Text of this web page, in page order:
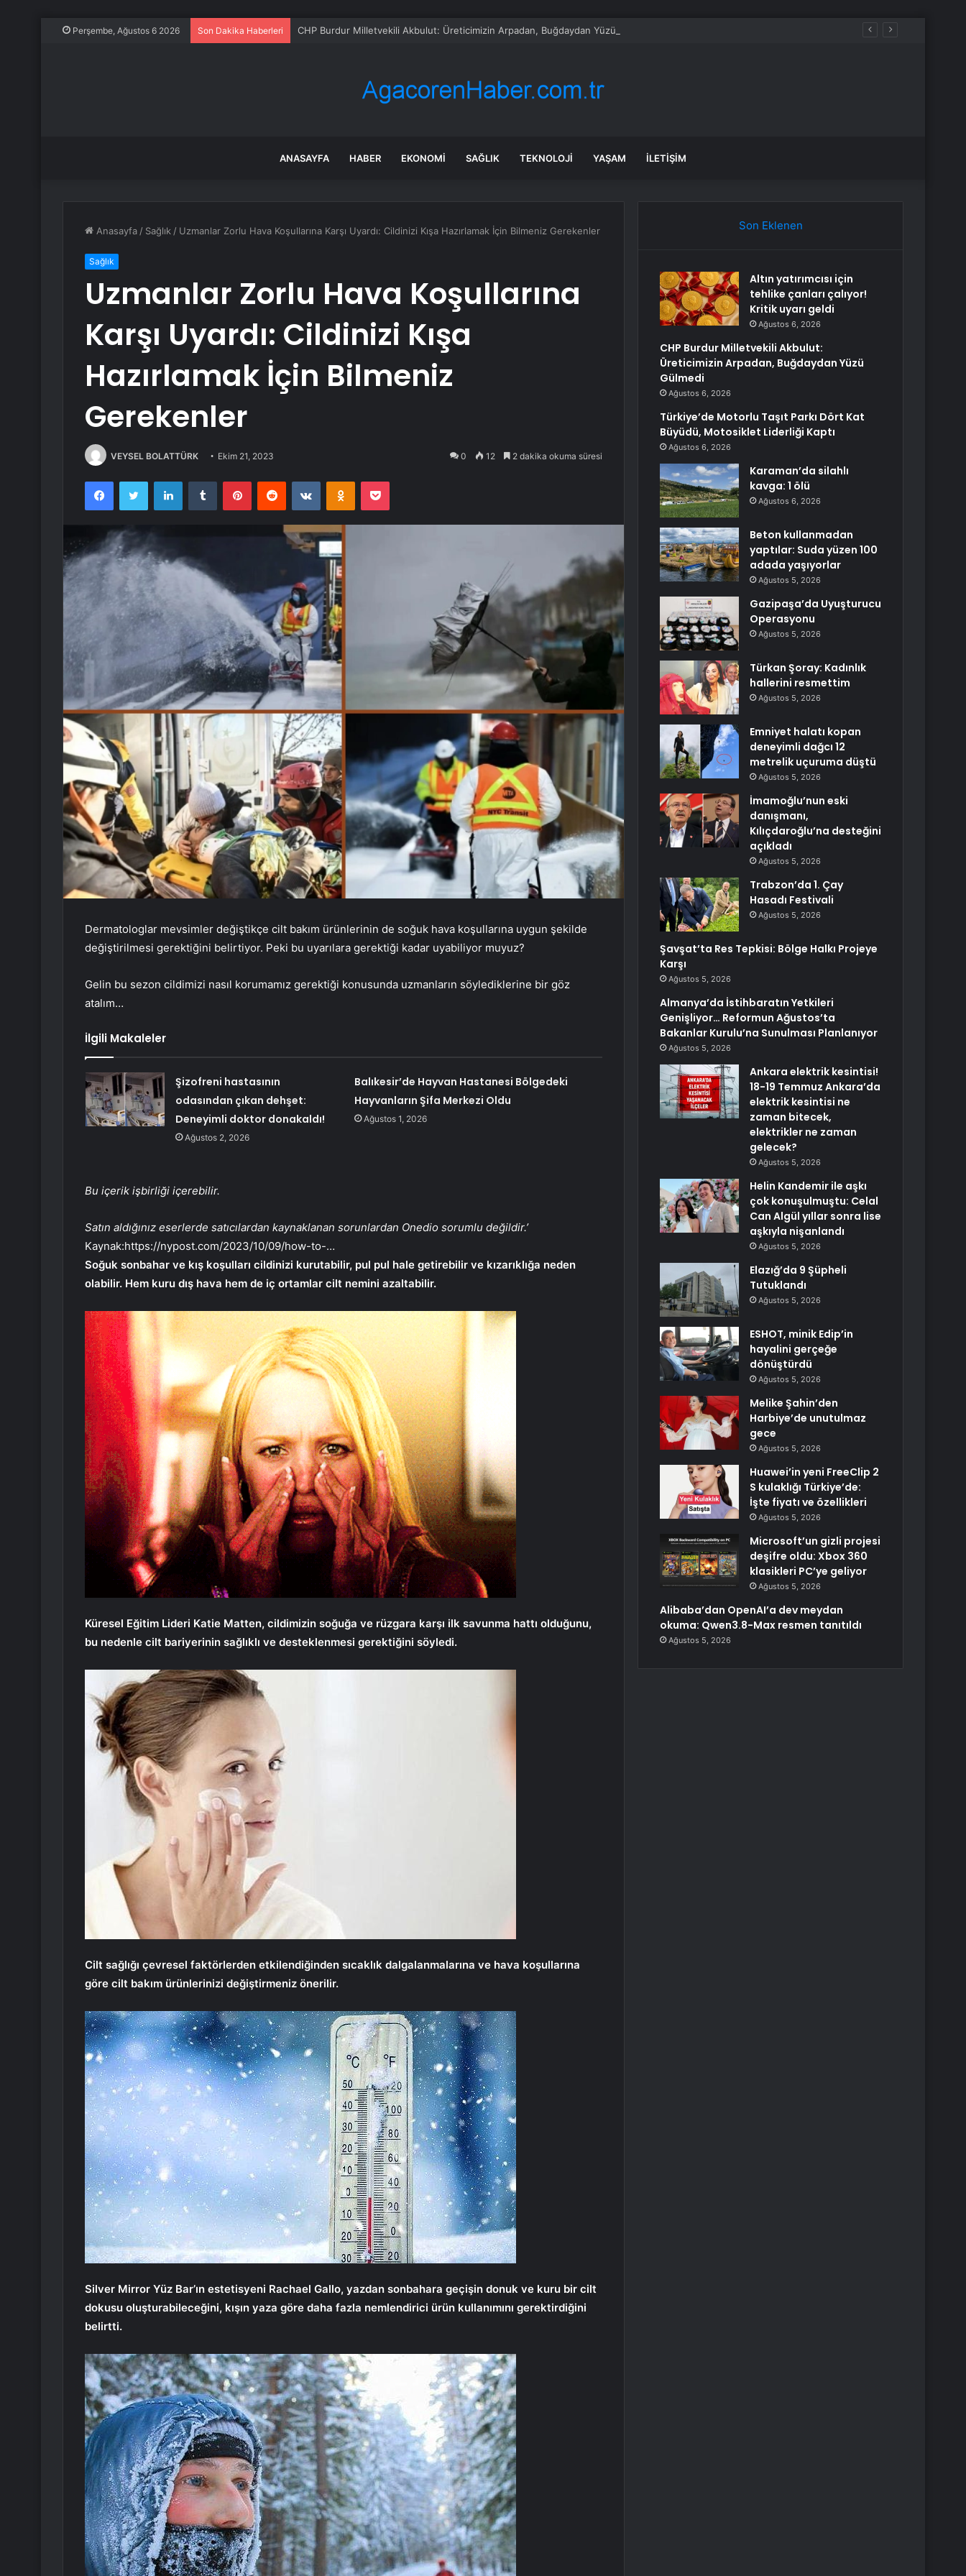
Perşembe, Ağustos 6 2026 Son Dakika Haberleri CHP Burdur Milletvekili Akbulut: Üreticimizin Arpadan, Buğdaydan Yüzü Gülmedi
ANASAYFA HABER EKONOMI SAĞLIK TEKNOLOJI YAŞAM İLETIŞIM
Anasayfa / Sağlık / Uzmanlar Zorlu Hava Koşullarına Karşı Uyardı: Cildinizi Kışa Hazırlamak İçin Bilmeniz Gerekenler
Sağlık
Uzmanlar Zorlu Hava Koşullarına
Karşı Uyardı: Cildinizi Kışa
Hazırlamak İçin Bilmeniz
Gerekenler
VEYSEL BOLATTÜRK Ekim 21, 2023 0 12 2 dakika okuma süresi
FacebookTwitter LinkedInTumblr PinterestReddit VKontakteOdnoklassniki
Pocket
Dermatologlar mevsimler değiştikçe cilt bakım ürünlerinin de soğuk hava koşullarına uygun şekilde
değiştirilmesi gerektiğini belirtiyor. Peki bu uyarılara gerektiği kadar uyabiliyor muyuz?
Gelin bu sezon cildimizi nasıl korumamız gerektiği konusunda uzmanların söylediklerine bir göz
atalım…
İlgili Makaleler
Şizofreni hastasının
odasından çıkan dehşet:
Deneyimli doktor donakaldı!
Ağustos 2, 2026
Balıkesir’de Hayvan Hastanesi Bölgedeki
Hayvanların Şifa Merkezi Oldu
Ağustos 1, 2026
Bu içerik işbirliği içerebilir.
Satın aldığınız eserlerde satıcılardan kaynaklanan sorunlardan Onedio sorumlu değildir.’
Kaynak:https://nypost.com/2023/10/09/how-to-…
Soğuk sonbahar ve kış koşulları cildinizi kurutabilir, pul pul hale getirebilir ve kızarıklığa neden
olabilir. Hem kuru dış hava hem de iç ortamlar cilt nemini azaltabilir.
Küresel Eğitim Lideri Katie Matten, cildimizin soğuğa ve rüzgara karşı ilk savunma hattı olduğunu,
bu nedenle cilt bariyerinin sağlıklı ve desteklenmesi gerektiğini söyledi.
Cilt sağlığı çevresel faktörlerden etkilendiğinden sıcaklık dalgalanmalarına ve hava koşullarına
göre cilt bakım ürünlerinizi değiştirmeniz önerilir.
Silver Mirror Yüz Bar’ın estetisyeni Rachael Gallo, yazdan sonbahara geçişin donuk ve kuru bir cilt
dokusu oluşturabileceğini, kışın yaza göre daha fazla nemlendirici ürün kullanımını gerektirdiğini
belirtti.
Son Eklenen
Altın yatırımcısı için
tehlike çanları çalıyor!
Kritik uyarı geldi
Ağustos 6, 2026
CHP Burdur Milletvekili Akbulut:
Üreticimizin Arpadan, Buğdaydan Yüzü
Gülmedi
Ağustos 6, 2026
Türkiye’de Motorlu Taşıt Parkı Dört Kat
Büyüdü, Motosiklet Liderliği Kaptı
Ağustos 6, 2026
Karaman’da silahlı
kavga: 1 ölü
Ağustos 6, 2026
Beton kullanmadan
yaptılar: Suda yüzen 100
adada yaşıyorlar
Ağustos 5, 2026
Gazipaşa’da Uyuşturucu
Operasyonu
Ağustos 5, 2026
Türkan Şoray: Kadınlık
hallerini resmettim
Ağustos 5, 2026
Emniyet halatı kopan
deneyimli dağcı 12
metrelik uçuruma düştü
Ağustos 5, 2026
İmamoğlu’nun eski
danışmanı,
Kılıçdaroğlu’na desteğini
açıkladı
Ağustos 5, 2026
Trabzon’da 1. Çay
Hasadı Festivali
Ağustos 5, 2026
Şavşat’ta Res Tepkisi: Bölge Halkı Projeye
Karşı
Ağustos 5, 2026
Almanya’da İstihbaratın Yetkileri
Genişliyor… Reformun Ağustos’ta
Bakanlar Kurulu’na Sunulması Planlanıyor
Ağustos 5, 2026
Ankara elektrik kesintisi!
18-19 Temmuz Ankara’da
elektrik kesintisi ne
zaman bitecek,
elektrikler ne zaman
gelecek?
Ağustos 5, 2026
Helin Kandemir ile aşkı
çok konuşulmuştu: Celal
Can Algül yıllar sonra lise
aşkıyla nişanlandı
Ağustos 5, 2026
Elazığ’da 9 Şüpheli
Tutuklandı
Ağustos 5, 2026
ESHOT, minik Edip’in
hayalini gerçeğe
dönüştürdü
Ağustos 5, 2026
Melike Şahin’den
Harbiye’de unutulmaz
gece
Ağustos 5, 2026
Huawei’in yeni FreeClip 2
S kulaklığı Türkiye’de:
İşte fiyatı ve özellikleri
Ağustos 5, 2026
Microsoft’un gizli projesi
deşifre oldu: Xbox 360
klasikleri PC’ye geliyor
Ağustos 5, 2026
Alibaba’dan OpenAI’a dev meydan
okuma: Qwen3.8-Max resmen tanıtıldı
Ağustos 5, 2026